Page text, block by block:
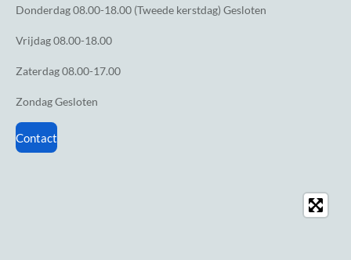
Donderdag08.00-18.00 (Tweede kerstdag) Gesloten
Vrijdag08.00-18.00
Zaterdag08.00-17.00
ZondagGesloten
Contact